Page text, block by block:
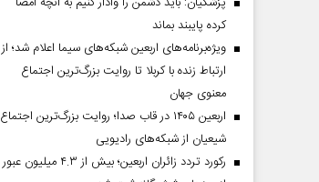
کرده پایبند بماند
ویژه‌برنامه‌های اربعین شبکه‌های سیما اعلام شد؛ از
ارتباط زنده با کربلا تا روایت بزرگ‌ترین اجتماع
معنوی جهان
اربعین ۱۴۰۵ در قاب صدا؛ روایت بزرگ‌ترین اجتماع
شیعیان از شبکه‌های رادیویی
رکورد تردد زائران اربعین؛ بیش از ۴.۳ میلیون عبور